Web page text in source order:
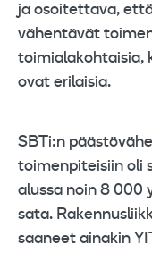
ja osoitettava,
vähentävät
toimialakohtaisia,
ovat erilaisia.
SBTi:n
toimenpiteisiin oli
alussa noin 8 000
sata.
saaneet ainakin